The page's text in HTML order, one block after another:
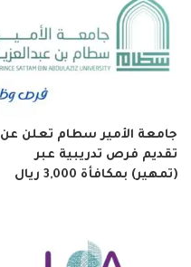
جامعة الأمير سطام تعلن عن
تقديم فرص تدريبية عبر
(تمهير) بمكافأة 3,000 ريال